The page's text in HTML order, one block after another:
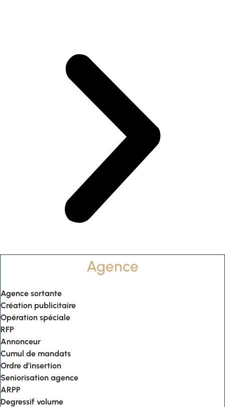
Agence
Agence sortante
Création publicitaire
Opération spéciale
RFP
Annonceur
Cumul de mandats
Ordre d’insertion
Seniorisation agence
ARPP
Degressif volume